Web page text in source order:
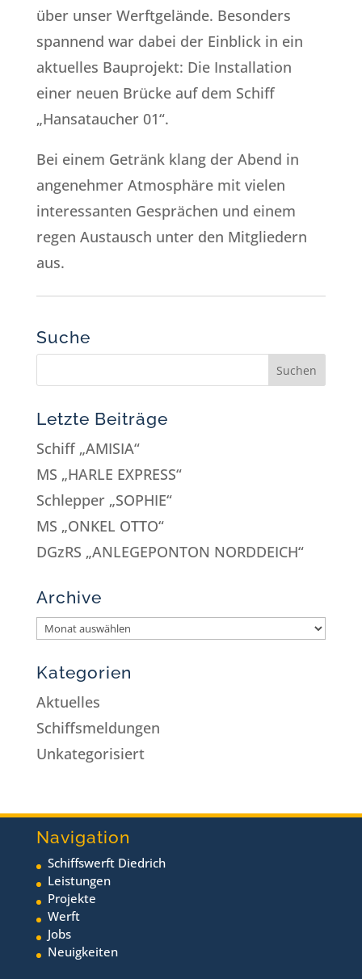
über unser Werftgelände. Besonders
spannend war dabei der Einblick in ein
aktuelles Bauprojekt: Die Installation
einer neuen Brücke auf dem Schiff
„Hansataucher 01“.
Bei einem Getränk klang der Abend in
angenehmer Atmosphäre mit vielen
interessanten Gesprächen und einem
regen Austausch unter den Mitgliedern
aus.
Suche
Letzte Beiträge
Schiff „AMISIA“
MS „HARLE EXPRESS“
Schlepper „SOPHIE“
MS „ONKEL OTTO“
DGzRS „ANLEGEPONTON NORDDEICH“
Archive
Kategorien
Aktuelles
Schiffsmeldungen
Unkategorisiert
Navigation
Schiffswerft Diedrich
Leistungen
Projekte
Werft
Jobs
Neuigkeiten